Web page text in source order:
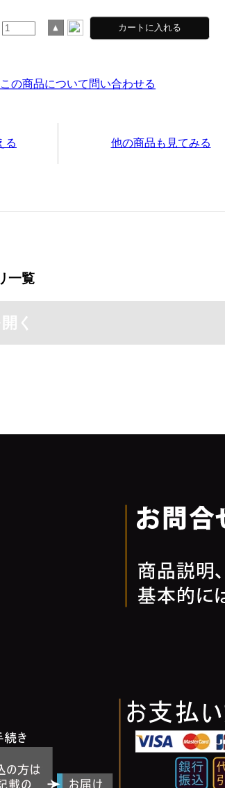
この商品について問い合わせる
る 他の商品も見てみる
一覧
く